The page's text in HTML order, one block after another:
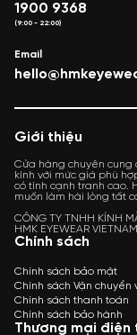
1900 9368
(9:00 - 22:00)
Email
Giới thiệu
Cửa hàng chuyên
kính với mức giá phù
có tính cạnh tranh cao.
muốn làm hài lòng tất
CÔNG TY TNHH KÍNH
HMK EYEWEAR
Chính sách
Chính sách bảo mật
Chính sách Vận chuyển
Chính sách thanh toán
Chính sách bảo hành
Thương mại điện